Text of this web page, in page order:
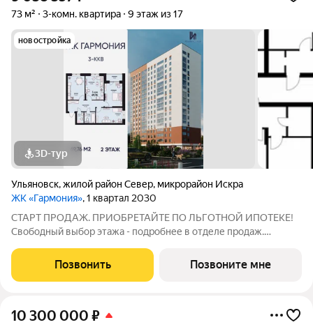
73 м² 3-комн. квартира 9 этаж из 17
новостройка
3D-тур
Ульяновск,жилой район Север, микрорайон Искра
ЖК «Гармония», 1 квартал 2030
СТАРТ ПРОДАЖ. ПРИОБРЕТАЙТЕ ПО ЛЬГОТНОЙ ИПОТЕКЕ!
Свободный выбор этажа - подробнее в отделе продаж.
для большой семьи, где каждому найдётся своё пространство:
отдельные комнаты для детей и
Позвонить Позвоните мне
10 300 000 ₽